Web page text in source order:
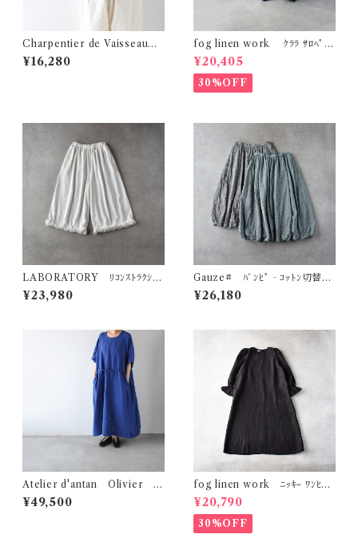
Charpentier de Vaisseau J
udy ｺｯﾄﾝｼｮｰﾄｽﾘｰﾌﾞｽｳｪｯﾄ
(ﾌﾞﾗｯｸ)
¥16,280
fog linen work ｸﾗﾗ ｻﾛﾍﾟｯﾄ
( ﾆｭｲ(ﾈｲﾋﾞｰ系)) LWC034
¥20,405
30%OFF
LABORATORY ﾘｺﾝｽﾄﾗｸｼｮﾝ
ﾌﾘﾙﾃﾞﾆﾑﾊﾟﾝﾂ (ﾎﾜｲﾄﾃﾞﾆﾑ) LA
472
¥23,980
Gauze# ﾊﾞﾝﾋﾟ‐ｺｯﾄﾝ切替ﾊﾞ
ﾙｰﾝｽｶｰﾄ G1198
¥26,180
Atelier d'antan Olivier ﾘﾈ
ﾝﾄﾞﾚｽ (ﾌﾞﾙｰ)
¥49,500
fog linen work ﾆｯｷｰ ﾜﾝﾋﾟｰ
ｽ (ﾌﾞﾗｯｸ) LWC014
¥20,790
30%OFF